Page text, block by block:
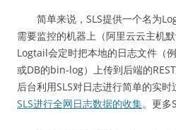
简单来说，SLS提供一个名为
需要监控的机器上（阿里云云主机
Logtail会定时把本地的日志文件（
或DB的bin-log）上传到后端的
后台利用SLS对日志进行简单的实时
SLS进行全网日志数据的收集。更多